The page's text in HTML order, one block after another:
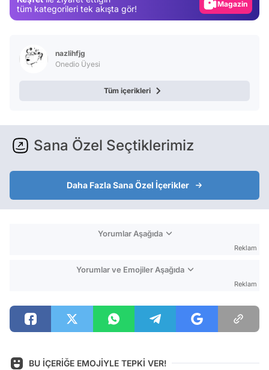
tüm kategorileri tek akışta gör!
Video
nazlihfjg
Onedio Üyesi
Tüm içerikleri
Sana Özel Seçtiklerimiz
Daha Fazla Sana Özel İçerikler
Yorumlar Aşağıda
Reklam
Yorumlar ve Emojiler Aşağıda
Reklam
BU İÇERİĞE EMOJİYLE TEPKİ VER!